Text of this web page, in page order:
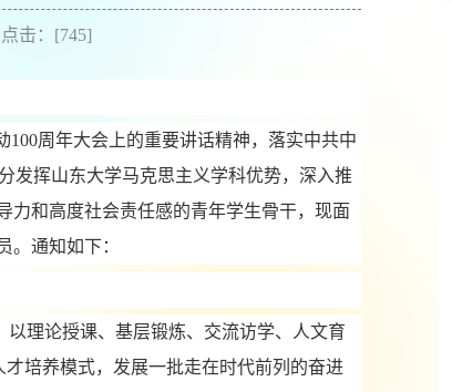
击：[745]
100周年大会上的重要讲话精神，落实中共中
发挥山东大学马克思主义学科优势，深入推
力和高度社会责任感的青年学生骨干，现面
。通知如下：
理论授课、基层锻炼、交流访学、人文育
培养模式，发展一批走在时代前列的奋进